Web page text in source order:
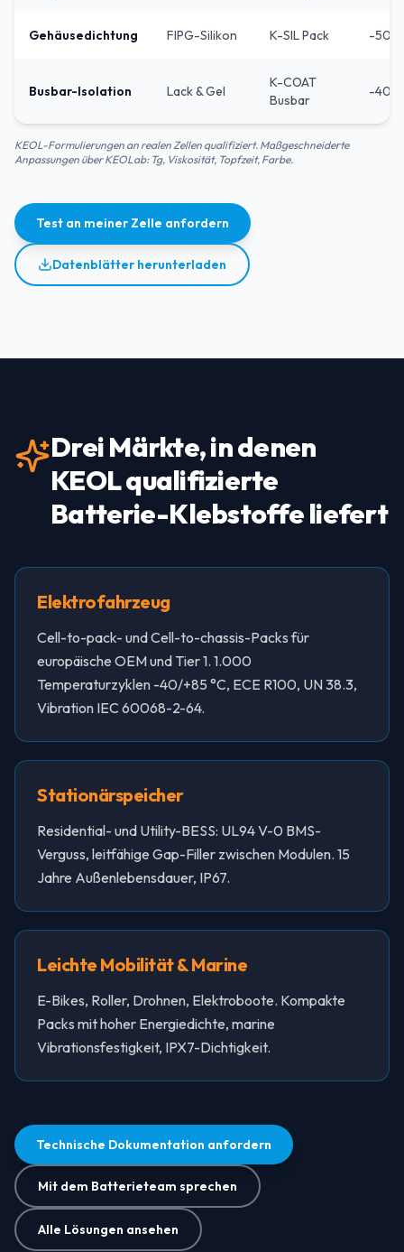
Gehäusedichtung FIPG-Silikon K-SIL Pack -50 /
Busbar-Isolation Lack & Gel
K-COAT
Busbar
-40 /
KEOL-Formulierungen an realen Zellen qualifiziert. Maßgeschneiderte
Anpassungen über KEOLab: Tg, Viskosität, Topfzeit, Farbe.
Test an meiner Zelle anfordern
Datenblätter herunterladen
Drei Märkte, in denen
KEOL qualifizierte
Batterie-Klebstoffe liefert
Elektrofahrzeug
Cell-to-pack- und Cell-to-chassis-Packs für
europäische OEM und Tier 1. 1.000
Temperaturzyklen -40/+85 °C, ECE R100, UN 38.3,
Vibration IEC 60068-2-64.
Stationärspeicher
Residential- und Utility-BESS: UL94 V-0 BMS-
Verguss, leitfähige Gap-Filler zwischen Modulen. 15
Jahre Außenlebensdauer, IP67.
Leichte Mobilität & Marine
E-Bikes, Roller, Drohnen, Elektroboote. Kompakte
Packs mit hoher Energiedichte, marine
Vibrationsfestigkeit, IPX7-Dichtigkeit.
Technische Dokumentation anfordern
Mit dem Batterieteam sprechen
Alle Lösungen ansehen